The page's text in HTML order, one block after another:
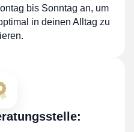
bis Sonntag an, um
in deinen Alltag zu